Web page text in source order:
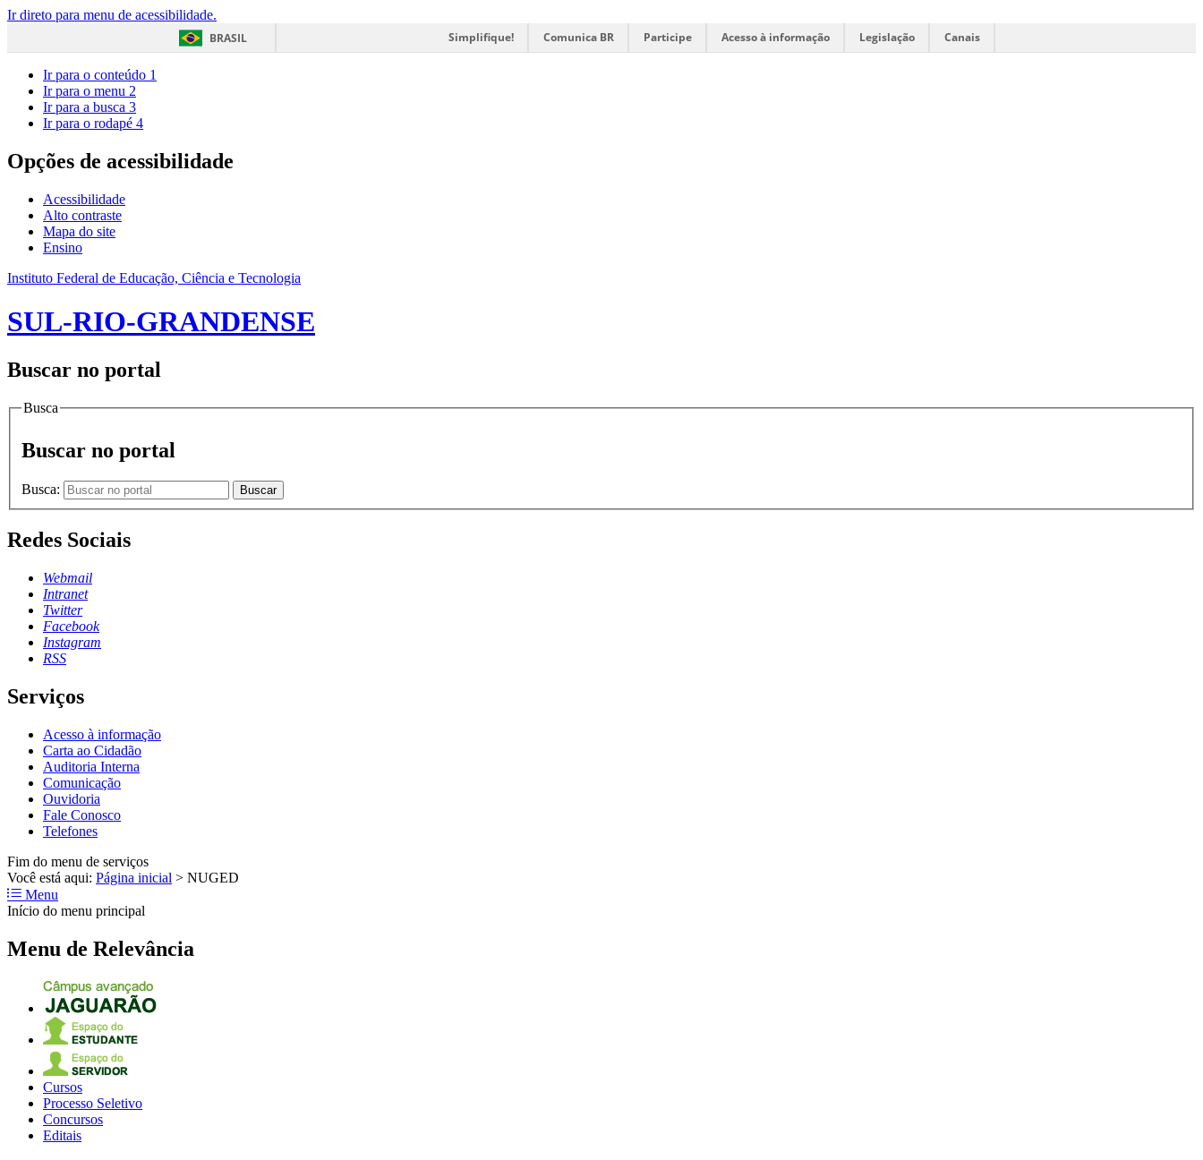
Ir direto para menu de acessibilidade.
BRASIL
Simplifique! Comunica BR Participe Acesso à informação Legislação Canais
Ir para o conteúdo 1
Ir para o menu 2
Ir para a busca 3
Ir para o rodapé 4
Opções de acessibilidade
Acessibilidade
Alto contraste
Mapa do site
Ensino
Instituto Federal de Educação, Ciência e Tecnologia
SUL-RIO-GRANDENSE
Buscar no portal
Busca
Buscar no portal
Busca: Buscar
Redes Sociais
Webmail
Intranet
Twitter
Facebook
Instagram
RSS
Serviços
Acesso à informação
Carta ao Cidadão
Auditoria Interna
Comunicação
Ouvidoria
Fale Conosco
Telefones
Fim do menu de serviços
Você está aqui: Página inicial > NUGED
Menu
Início do menu principal
Menu de Relevância
Cursos
Processo Seletivo
Concursos
Editais